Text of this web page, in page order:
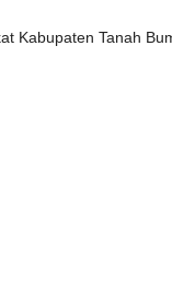
Kabupaten Tanah